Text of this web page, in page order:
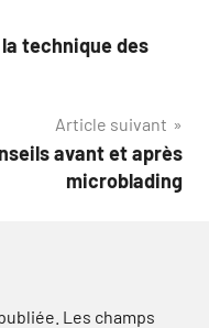
technique des
Article suivant
avant et après
microblading
Les champs